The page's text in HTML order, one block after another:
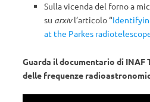
Sulla vicenda del forno a
su arxivl’articolo “
at the Parkes radio
Guarda il documentario di INAF
delle frequenze